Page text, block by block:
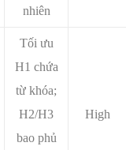
nhiên
Tối ưu
H1 chứa
từ khóa;
H2/H3
bao phủ
High